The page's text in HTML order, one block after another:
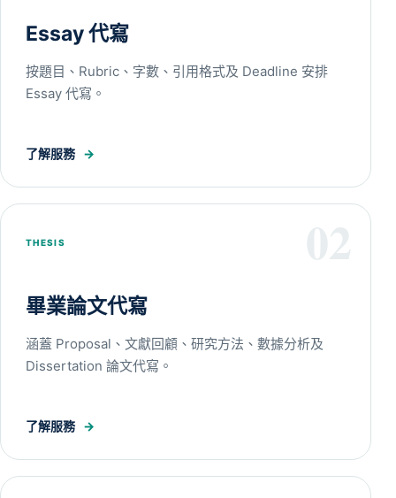
Essay 代寫
按題目、Rubric、字數、引用格式及 Deadline 安排
Essay 代寫。
了解服務 →
THESIS
畢業論文代寫
涵蓋 Proposal、文獻回顧、研究方法、數據分析及
Dissertation 論文代寫。
了解服務 →